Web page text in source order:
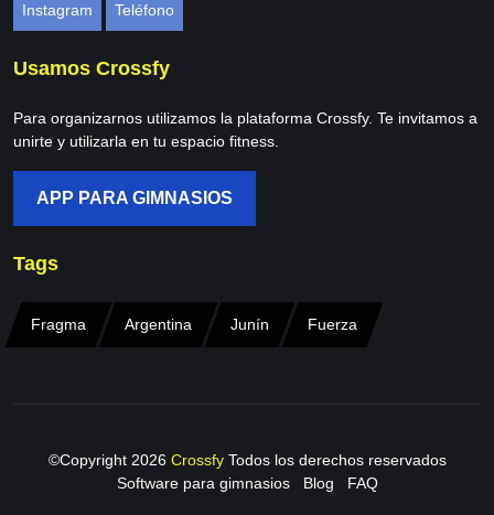
Instagram Teléfono
Usamos Crossfy
Para organizarnos utilizamos la plataforma Crossfy. Te invitamos a
unirte y utilizarla en tu espacio fitness.
APP PARA GIMNASIOS
Tags
Fragma Argentina Junín Fuerza
©Copyright 2026 Crossfy Todos los derechos reservados
Software para gimnasios
Blog FAQ